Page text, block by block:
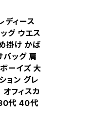
ディース
グ ウエス
掛け かば
バッグ 肩
ーイズ 大
ョン グレ
フィスカ
代 40代